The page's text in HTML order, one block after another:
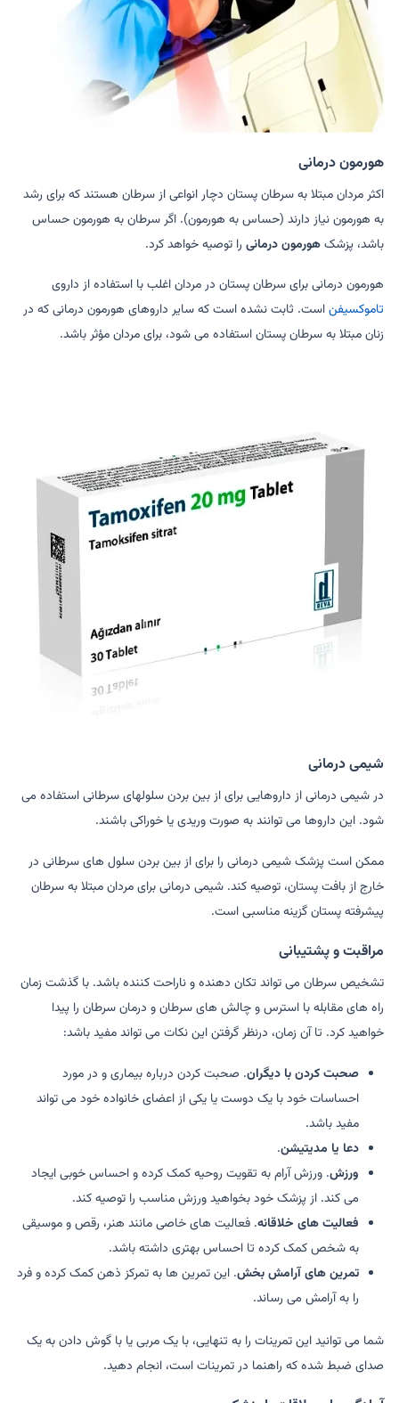
هورمون درمانی
اکثر مردان مبتلا به سرطان پستان دچار انواعی از سرطان هستند که برای رشد
به هورمون نیاز دارند (حساس به هورمون). اگر سرطان به هورمون حساس
باشد، پزشکهورمون درمانی را توصیه خواهد کرد.
هورمون درمانی برای سرطان پستان در مردان اغلب با استفاده از داروی
تاموکسیفناست. ثابت نشده است که سایر داروهای هورمون درمانی که در
زنان مبتلا به سرطان پستان استفاده می شود، برای مردان مؤثر باشد.
شیمی درمانی
در شیمی درمانی از داروهایی برای از بین بردن سلولهای سرطانی استفاده می
شود. این داروها می توانند به صورت وریدی یا خوراکی باشند.
ممکن است پزشک شیمی درمانی را برای از بین بردن سلول های سرطانی در
خارج از بافت پستان، توصیه کند. شیمی درمانی برای مردان مبتلا به سرطان
پیشرفته پستان گزینه مناسبی است.
مراقبت و پشتیبانی
تشخیص سرطان می تواند تکان دهنده و ناراحت کننده باشد. با گذشت زمان
راه های مقابله با استرس و چالش های سرطان و درمان سرطان را پیدا
خواهید کرد. تا آن زمان، درنظر گرفتن این نکات می تواند مفید باشد:
صحبت کردن با دیگران. صحبت کردن درباره بیماری و در مورد
احساسات خود با یک دوست یا یکی از اعضای خانواده خود می تواند
مفید باشد.
دعا یا مدیتیشن.
ورزش. ورزش آرام به تقویت روحیه کمک کرده و احساس خوبی ایجاد
می کند. از پزشک خود بخواهید ورزش مناسب را توصیه کند.
فعالیت های خلاقانه. فعالیت های خاصی مانند هنر، رقص و موسیقی
به شخص کمک کرده تا احساس بهتری داشته باشد.
تمرین های آرامش بخش. این تمرین ها به تمرکز ذهن کمک کرده و فرد
را به آرامش می رساند.
شما می توانید این تمرینات را به تنهایی، با یک مربی یا با گوش دادن به یک
صدای ضبط شده که راهنما در تمرینات است، انجام دهید.